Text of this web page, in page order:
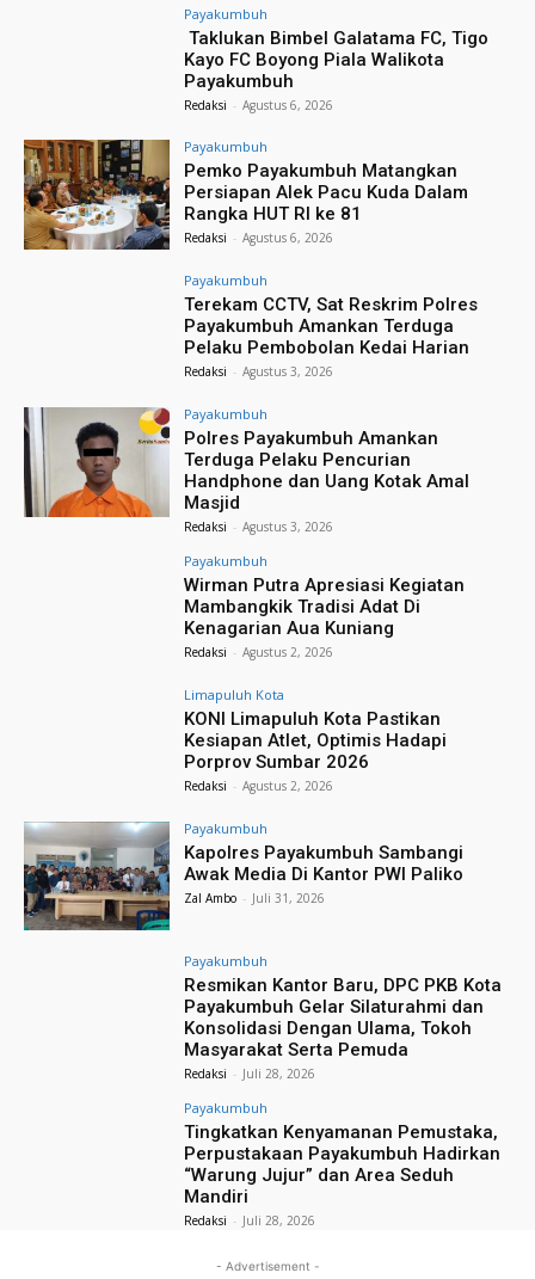
Payakumbuh
Taklukan Bimbel Galatama FC, Tigo
Kayo FC Boyong Piala Walikota
Payakumbuh
Redaksi - Agustus 6, 2026
Payakumbuh
Pemko Payakumbuh Matangkan
Persiapan Alek Pacu Kuda Dalam
Rangka HUT RI ke 81
Redaksi - Agustus 6, 2026
Payakumbuh
Terekam CCTV, Sat Reskrim Polres
Payakumbuh Amankan Terduga
Pelaku Pembobolan Kedai Harian
Redaksi - Agustus 3, 2026
Payakumbuh
Polres Payakumbuh Amankan
Terduga Pelaku Pencurian
Handphone dan Uang Kotak Amal
Masjid
Redaksi - Agustus 3, 2026
Payakumbuh
Wirman Putra Apresiasi Kegiatan
Mambangkik Tradisi Adat Di
Kenagarian Aua Kuniang
Redaksi - Agustus 2, 2026
Limapuluh Kota
KONI Limapuluh Kota Pastikan
Kesiapan Atlet, Optimis Hadapi
Porprov Sumbar 2026
Redaksi - Agustus 2, 2026
Payakumbuh
Kapolres Payakumbuh Sambangi
Awak Media Di Kantor PWI Paliko
Zal Ambo - Juli 31, 2026
Payakumbuh
Resmikan Kantor Baru, DPC PKB Kota
Payakumbuh Gelar Silaturahmi dan
Konsolidasi Dengan Ulama, Tokoh
Masyarakat Serta Pemuda
Redaksi - Juli 28, 2026
Payakumbuh
Tingkatkan Kenyamanan Pemustaka,
Perpustakaan Payakumbuh Hadirkan
“Warung Jujur” dan Area Seduh
Mandiri
Redaksi - Juli 28, 2026
- Advertisement -